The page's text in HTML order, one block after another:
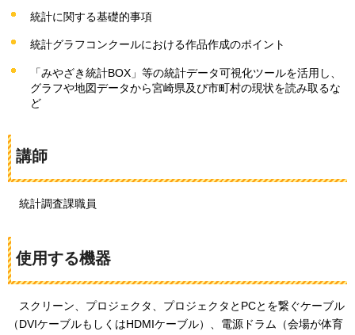
統計に関する基礎的事項
統計グラフコンクールにおける作品作成のポイント
「みやざき統計BOX」等の統計データ可視化ツールを活用し、
グラフや地図データから宮崎県及び市町村の現状を読み取るな
ど
講師
統計調査課職員
使用する機器
スクリーン、プロジェクタ、プロジェクタとPCとを繋ぐケーブル
（DVIケーブルもしくはHDMIケーブル）、電源ドラム（会場が体育